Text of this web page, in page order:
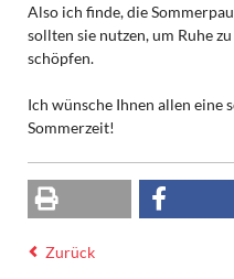
Also ich finde, die
sollten sie nutzen, um Ruhe
schöpfen.
Ich wünsche Ihnen allen eine
Sommerzeit!
Zurück